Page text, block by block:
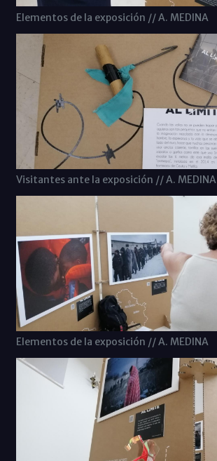
Elementos de la exposición // A. MEDINA
Visitantes ante la exposición // A. MEDINA
Elementos de la exposición // A. MEDINA